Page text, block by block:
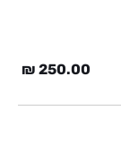
250.00
₪